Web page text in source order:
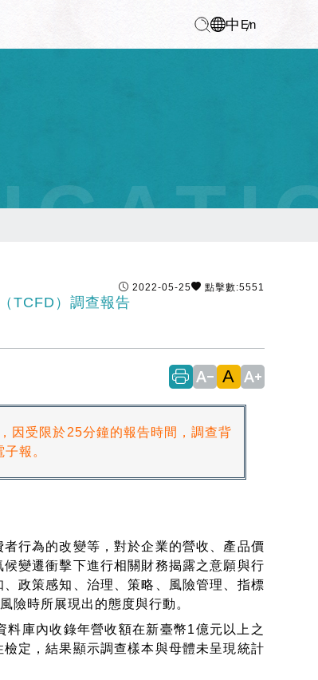
中 En
2022-05-25 點擊數:5551
TCFD）調查報告
text_decrease A text_increase
因受限於25分鐘的報告時間，調查背
報。
行為的改變等，對於企業的營收、產品價
變遷衝擊下進行相關財務揭露之意願與行
政策感知、治理、策略、風險管理、指標
險時所展現出的態度與行動。
庫內收錄年營收額在新臺幣1億元以上之
定，結果顯示調查樣本與母體未呈現統計